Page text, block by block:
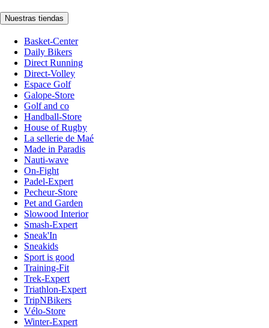
Nuestras tiendas
Basket-Center
Daily Bikers
Direct Running
Direct-Volley
Espace Golf
Galope-Store
Golf and co
Handball-Store
House of Rugby
La sellerie de Maé
Made in Paradis
Nauti-wave
On-Fight
Padel-Expert
Pecheur-Store
Pet and Garden
Slowood Interior
Smash-Expert
Sneak'In
Sneakids
Sport is good
Training-Fit
Trek-Expert
Triathlon-Expert
TripNBikers
Vélo-Store
Winter-Expert